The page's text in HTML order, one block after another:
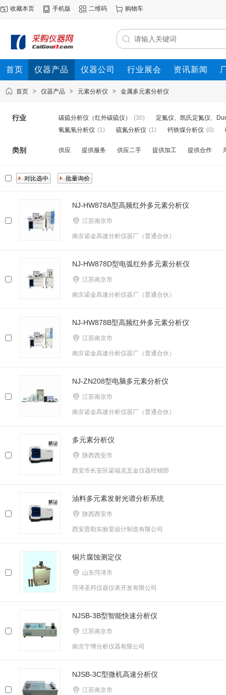
收藏本页 手机版 二维码 购物车
首页 仪器产品 仪器公司 行业展会 资讯新闻
首页 > 仪器产品 > 元素分析仪 > 金属多元素分析仪
行业 碳硫分析仪（红外碳硫仪） (30)
定氮仪、凯氏定氮仪、
氧氮氢分析仪 (1) 硫氮分析仪 (1) 钙铁煤分析仪 (0)
类别 供应 提供服务 供应二手 提供加工 提供合作
NJ-HW878A型高频红外多元素分析仪
江苏南京市
南京诺金高速分析仪器厂（普通合伙）
NJ-HW878D型电弧红外多元素分析仪
江苏南京市
南京诺金高速分析仪器厂（普通合伙）
NJ-HW878B型高频红外多元素分析仪
江苏南京市
南京诺金高速分析仪器厂（普通合伙）
NJ-ZN208型电脑多元素分析仪
江苏南京市
南京诺金高速分析仪器厂（普通合伙）
多元素分析仪
陕西西安市
西安市长安区诺福克五金仪器经销部
油料多元素发射光谱分析系统
陕西西安市
西安普勒实验室设计制造有限公司
铜片腐蚀测定仪
山东菏泽市
菏泽圣邦仪器仪表开发有限公司
NJSB-3B型智能快速分析仪
江苏南京市
南京宁博分析仪器有限公司
NJSB-3C型微机高速分析仪
江苏南京市